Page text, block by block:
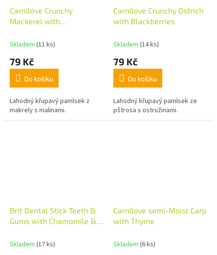
Carnilove Crunchy
Mackerel with
Skladem (11 ks)
79 Kč
Do košíku
Lahodný křupavý pamlsek z
makrely s malinami.
Carnilove Crunchy Ostrich
with Blackberries
Skladem (14 ks)
79 Kč
Do košíku
Lahodný křupavý pamlsek ze
pštrosa s ostružinami.
Brit Dental Stick Teeth &
Gums with Chamomile &
Skladem (17 ks)
Carnilove semi-Moist Carp
with Thyme
Skladem (6 ks)